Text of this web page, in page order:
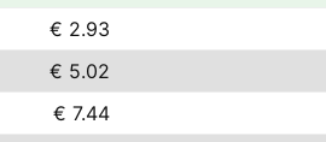
€ 2.93
€ 5.02
€ 7.44